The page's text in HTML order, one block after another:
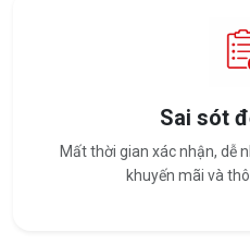
Sai sót
Mất thời gian xác nhận, dễ
khuyến mãi và